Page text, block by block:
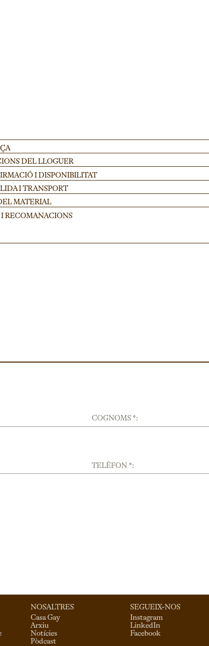
DEL LLOGUER
I DISPONIBILITAT
I TRANSPORT
MATERIAL
I RECOMANACIONS
COGNOMS *:
TELÈFON *:
NOSALTRES
Casa Gay
Arxiu
Notícies
Pòdcast
SEGUEIX-NOS
Instagram
LinkedIn
Facebook